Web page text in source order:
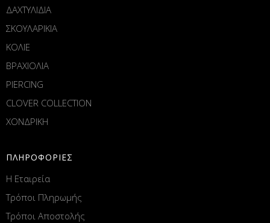
ΔΑΧΤΥΛΙΔΙΑ
ΣΚΟΥΛΑΡΙΚΙΑ
ΚΟΛΙΕ
ΒΡΑΧΙΟΛΙΑ
PIERCING
CLOVER COLLECTION
ΧΟΝΔΡΙΚΗ
ΠΛΗΡΟΦΟΡΙΕΣ
Η Εταιρεία
Τρόποι Πληρωμής
Τρόποι Αποστολής